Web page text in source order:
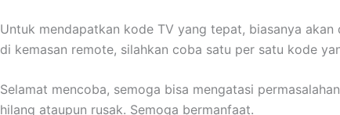
Untuk mendapatkan kode TV yang tepat, biasanya
di kemasan remote, silahkan coba satu per satu kode
Selamat mencoba, semoga bisa mengatasi
hilang ataupun rusak. Semoga bermanfaat.